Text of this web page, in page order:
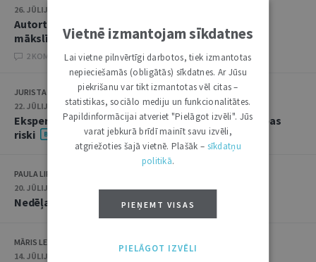
26. JŪLIJS 2026 • 08:00
Autortiesību subjekta un objekta juridiskie aspekti
mākslīgā intelekta kontekstā
2 KOMENTĀRI
JURISTA VĀRDS
22. JŪLIJS 2026 • 14:00
Ekspertu saruna jūlijā: krimināltiesības un būvniecības
riski
PAULA LIPE
20. JŪLIJS 2026 • 16:05
Nedēļas notikumu apskats: 13.–17. jūlijs
MĀRIS LEJA
14. JŪLIJS 2026
Vietnē izmantojam sīkdatnes
Lai vietne pilnvērtīgi darbotos, tiek izmantotas
nepieciešamās (obligātās) sīkdatnes. Ar Jūsu
piekrišanu var tikt izmantotas vēl citas –
statistikas, sociālo mediju un funkcionalitātes.
Papildinformācijai atveriet "Pielāgot izvēli". Jūs
varat jebkurā brīdī mainīt savu izvēli,
atgriežoties šajā vietnē. Plašāk – sīkdatņu
politikā.
PIEŅEMT VISAS
PIELĀGOT IZVĒLI